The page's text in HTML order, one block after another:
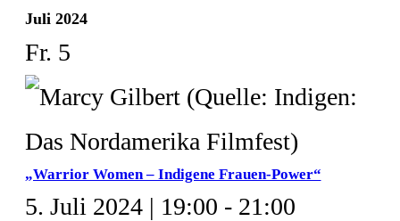
Juli 2024
Fr. 5
„Warrior Women – Indigene Frauen-Power“
5. Juli 2024 | 19:00 - 21:00